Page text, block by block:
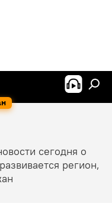
сегодня о
регион,